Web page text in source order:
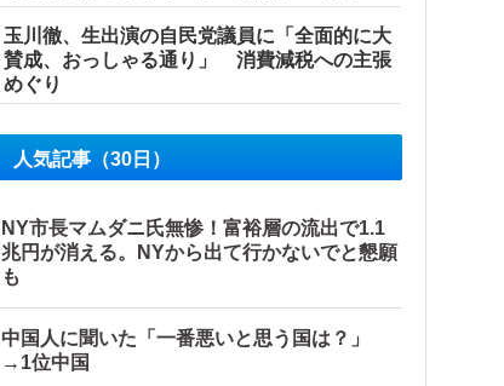
玉川徹、生出演の自民党議員に「全面的に大
賛成、おっしゃる通り」 消費減税への主張
めぐり
人気記事（30日）
NY市長マムダニ氏無惨！富裕層の流出で1.1
兆円が消える。NYから出て行かないでと懇願
も
中国人に聞いた「一番悪いと思う国は？」
→1位中国